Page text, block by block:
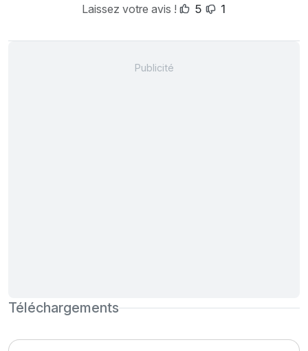
Laissez votre avis !
5 1
Téléchargements